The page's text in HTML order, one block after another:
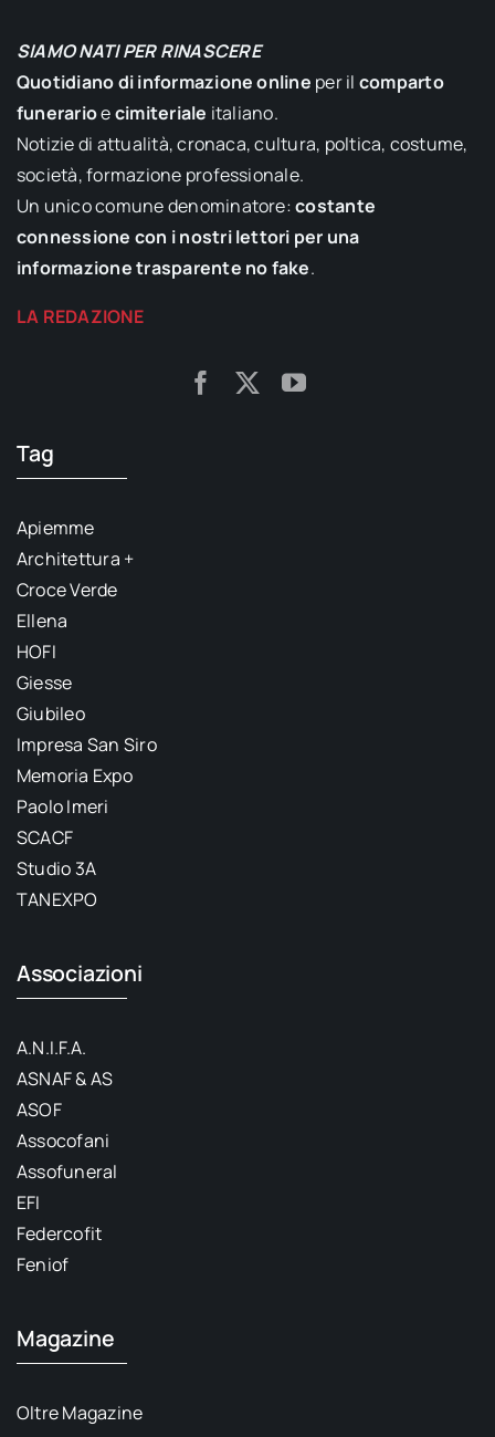
SIAMO NATI PER RINASCERE
Quotidiano di informazione online per il comparto
funerarioecimiteriale italiano.
Notizie di attualità, cronaca, cultura, poltica, costume,
società, formazione professionale.
Un unico comune denominatore:costante
connessione con i nostri lettori per una
informazione trasparente no fake.
LA REDAZIONE
Tag
Apiemme
Architettura +
Croce Verde
Ellena
HOFI
Giesse
Giubileo
Impresa San Siro
Memoria Expo
Paolo Imeri
SCACF
Studio 3A
TANEXPO
Associazioni
A.N.I.F.A.
ASNAF & AS
ASOF
Assocofani
Assofuneral
EFI
Federcofit
Feniof
Magazine
Oltre Magazine